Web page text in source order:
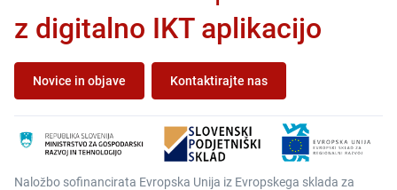
z digitalno IKT aplikacijo
Novice in objave Kontaktirajte nas
Naložbo sofinancirata Evropska Unija iz Evropskega sklada za